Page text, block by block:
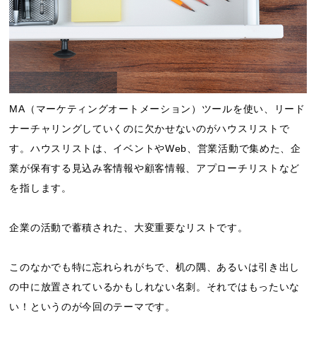
MA（マーケティングオートメーション）ツールを使い、リード
ナーチャリングしていくのに欠かせないのがハウスリストで
す。ハウスリストは、イベントやWeb、営業活動で集めた、企
業が保有する見込み客情報や顧客情報、アプローチリストなど
を指します。
企業の活動で蓄積された、大変重要なリストです。
このなかでも特に忘れられがちで、机の隅、あるいは引き出し
の中に放置されているかもしれない名刺。それではもったいな
い！というのが今回のテーマです。